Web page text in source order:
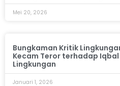
Mei 20, 2026
Bungkaman Kritik
Kecam Teror terhadap
Lingkungan
Januari 1, 2026